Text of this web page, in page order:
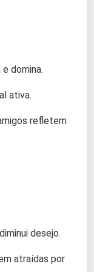
domina.
ativa.
refletem
desejo.
atraídas por